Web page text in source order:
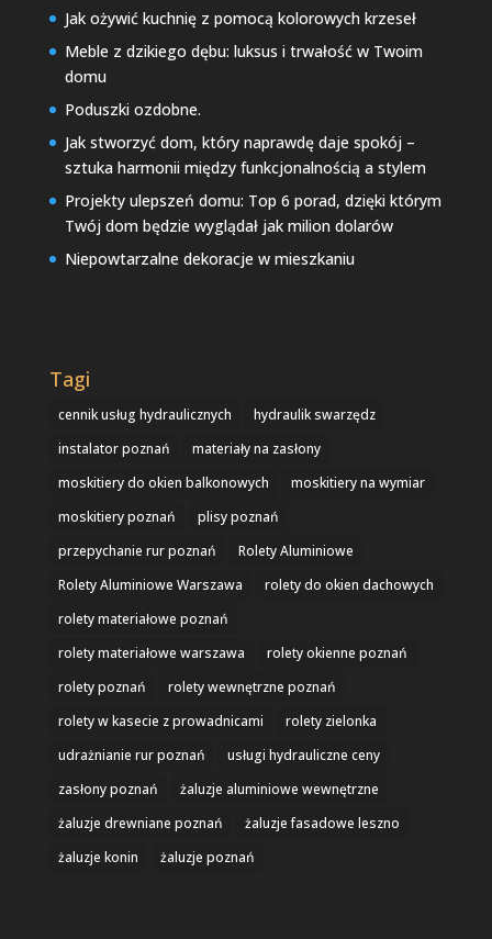
Jak ożywić kuchnię z pomocą kolorowych krzeseł
Meble z dzikiego dębu: luksus i trwałość w Twoim
domu
Poduszki ozdobne.
Jak stworzyć dom, który naprawdę daje spokój –
sztuka harmonii między funkcjonalnością a stylem
Projekty ulepszeń domu: Top 6 porad, dzięki którym
Twój dom będzie wyglądał jak milion dolarów
Niepowtarzalne dekoracje w mieszkaniu
Tagi
cennik usług hydraulicznych
hydraulik swarzędz
instalator poznań
materiały na zasłony
moskitiery do okien balkonowych
moskitiery na wymiar
moskitiery poznań
plisy poznań
przepychanie rur poznań
Rolety Aluminiowe
Rolety Aluminiowe Warszawa
rolety do okien dachowych
rolety materiałowe poznań
rolety materiałowe warszawa
rolety okienne poznań
rolety poznań
rolety wewnętrzne poznań
rolety w kasecie z prowadnicami
rolety zielonka
udrażnianie rur poznań
usługi hydrauliczne ceny
zasłony poznań
żaluzje aluminiowe wewnętrzne
żaluzje drewniane poznań
żaluzje fasadowe leszno
żaluzje konin
żaluzje poznań